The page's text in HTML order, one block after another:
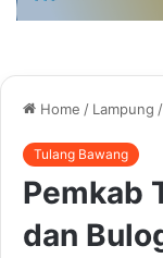
Home / Lampung /
Tulang Bawang
Pemkab
dan